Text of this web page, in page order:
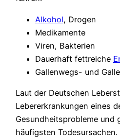
Alkohol, Drogen
Medikamente
Viren, Bakterien
Dauerhaft fettreiche
Gallenwegs- und
Laut der Deutschen
Lebererkrankungen eines
Gesundheitsprobleme und
häufigsten